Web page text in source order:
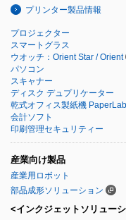
プリンター製品情報
プロジェクター
スマートグラス
ウオッチ：Orient Star / Orient
パソコン
スキャナー
ディスク デュプリケーター
乾式オフィス製紙機 PaperLab
会計ソフト
印刷管理セキュリティー
産業向け製品
産業用ロボット
部品成形ソリューション
<インクジェットソリュー